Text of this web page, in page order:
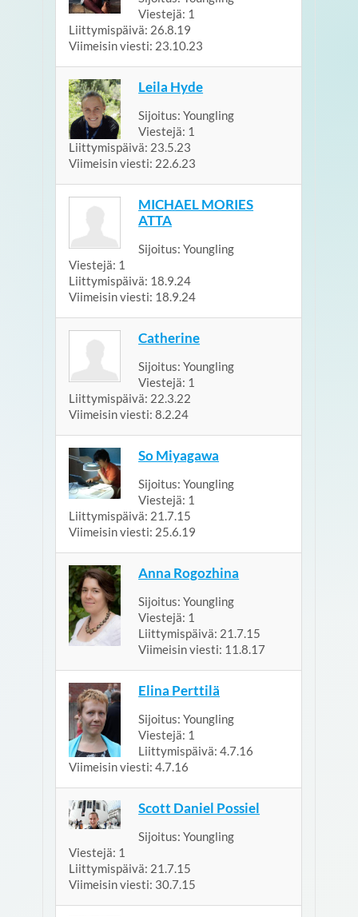
Viestejä: 1
Liittymispäivä: 26.8.19
Viimeisin viesti: 23.10.23
Leila Hyde
Sijoitus: Youngling
Viestejä: 1
Liittymispäivä: 23.5.23
Viimeisin viesti: 22.6.23
MICHAEL MORIES
ATTA
Sijoitus: Youngling
Viestejä: 1
Liittymispäivä: 18.9.24
Viimeisin viesti: 18.9.24
Catherine
Sijoitus: Youngling
Viestejä: 1
Liittymispäivä: 22.3.22
Viimeisin viesti: 8.2.24
So Miyagawa
Sijoitus: Youngling
Viestejä: 1
Liittymispäivä: 21.7.15
Viimeisin viesti: 25.6.19
Anna Rogozhina
Sijoitus: Youngling
Viestejä: 1
Liittymispäivä: 21.7.15
Viimeisin viesti: 11.8.17
Elina Perttilä
Sijoitus: Youngling
Viestejä: 1
Liittymispäivä: 4.7.16
Viimeisin viesti: 4.7.16
Scott Daniel Possiel
Sijoitus: Youngling
Viestejä: 1
Liittymispäivä: 21.7.15
Viimeisin viesti: 30.7.15